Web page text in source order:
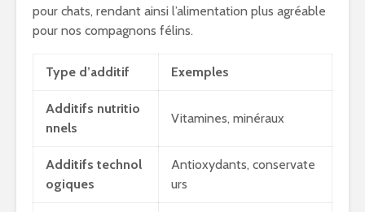
pour chats, rendant ainsi l’alimentation plus agréable
pour nos compagnons félins.
Type d’additif Exemples
Additifs nutritio
nnels
Vitamines, minéraux
Additifs technol
ogiques
Antioxydants, conservate
urs